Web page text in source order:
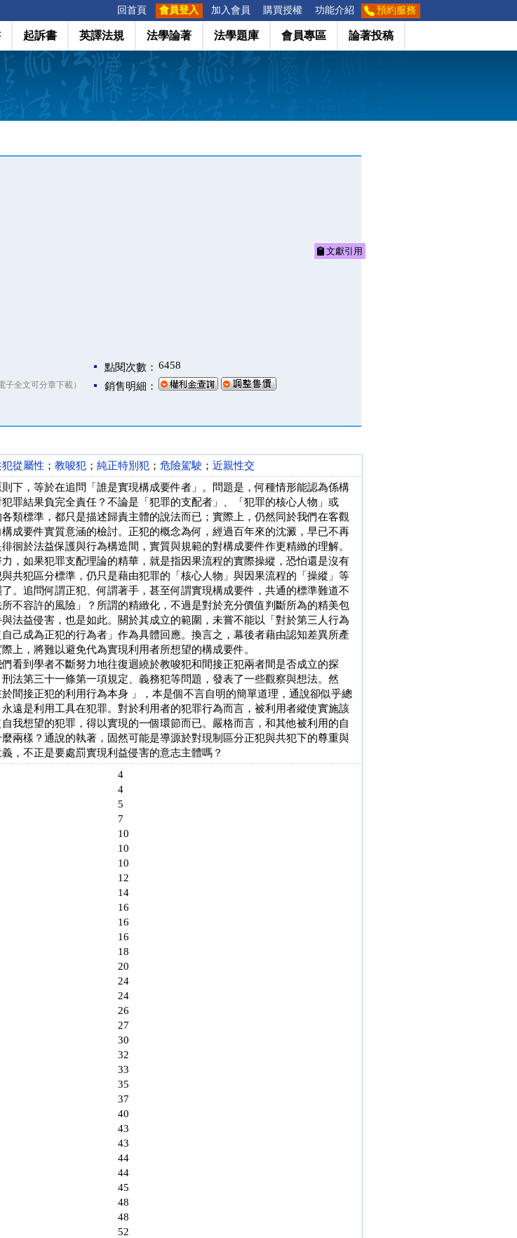
回首頁 會員登入 加入會員 購買授權 功能介紹 預約服務
起訴書 英譯法規 法學論著 法學題庫 會員專區 論著投稿
文獻引用
點閱次數： 6458
子全文可分章下載）
銷售明細：
犯從屬性 ； 教唆犯 ； 純正特別犯 ； 危險駕駛 ； 近親性交
下，等於在追問「誰是實現構成要件者」。問題是，何種情形能認為係構
罪結果負完全責任？不論是「犯罪的支配者」、「犯罪的核心人物」或
類標準，都只是描述歸責主體的說法而已；實際上，仍然同於我們在客觀
成要件實質意涵的檢討。正犯的概念為何，經過百年來的沈澱，早已不再
徊於法益保護與行為構造間，實質與規範的對構成要件作更精緻的理解。
，如果犯罪支配理論的精華，就是指因果流程的實際操縱，恐怕還是沒有
共犯區分標準，仍只是藉由犯罪的「核心人物」與因果流程的「操縱」等
。追問何謂正犯、何謂著手，甚至何謂實現構成要件，共通的標準難道不
不容許的風險」？所謂的精緻化，不過是對於充分價值判斷所為的精美包
法益侵害，也是如此。關於其成立的範圍，未嘗不能以「對於第三人行為
己成為正犯的行為者」作為具體回應。換言之，幕後者藉由認知差異所產
上，將難以避免代為實現利用者所想望的構成要件。
看到學者不斷努力地往復迴繞於教唆犯和間接正犯兩者間是否成立的探
法第三十一條第一項規定、義務犯等問題，發表了一些觀察與想法。然
間接正犯的利用行為本身 」，本是個不言自明的簡單道理，通說卻似乎總
遠是利用工具在犯罪。對於利用者的犯罪行為而言，被利用者縱使實施該
我想望的犯罪，得以實現的一個環節而已。嚴格而言，和其他被利用的自
兩樣？通說的執著，固然可能是導源於對現制區分正犯與共犯下的尊重與
，不正是要處罰實現利益侵害的意志主體嗎？
論 4
動機 4
範圍 5
與限制 7
論基礎 10
概念 10
草案趨勢 10
本立場 12
見解 14
犯性依據 16
犯概念 16
人概念 16
人概念 18
人概念 20
區別學說 24
理論 24
理論 26
論 27
評論 30
實質化 32
期意涵 33
犯罪支配 35
解 37
結 40
與型態 43
共同正犯 43
理論依據 44
體說 44
似說 45
見解 48
檢驗 48
犯罪支配 52